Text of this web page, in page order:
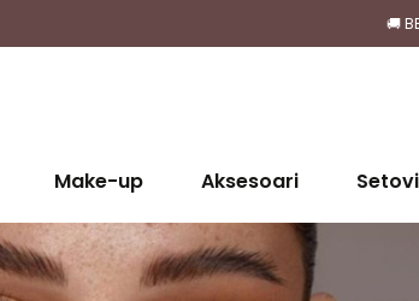
🚚
Make-up Aksesoari